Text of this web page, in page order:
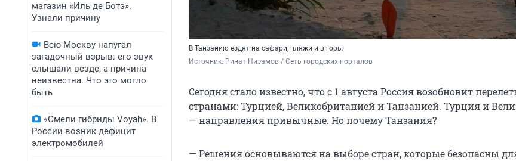
магазин «Иль де Ботэ».
Узнали причину
Всю Москву напугал
загадочный взрыв: его звук
слышали везде, а причина
неизвестна. Что это могло
быть
«Смели гибриды Voyah». В
России возник дефицит
электромобилей
В Танзанию ездят на сафари, пляжи и в горы
Источник: Ринат Низамов / Сеть городских порталов
Сегодня стало известно, что с 1 августа Россия возобновит
странами: Турцией, Великобританией и Танзанией. Турция и
— направления привычные. Но почему Танзания?
— Решения основываются на выборе стран, которые безопасны